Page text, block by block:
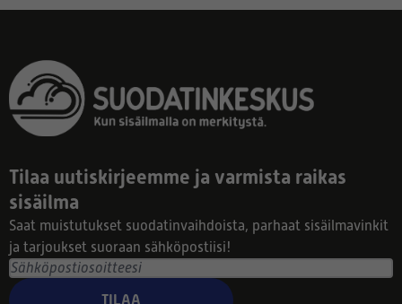
Tilaa uutiskirjeemme ja varmista raikas
sisäilma
Saat muistutukset suodatinvaihdoista, parhaat sisäilmavinkit
ja tarjoukset suoraan sähköpostiisi!
TILAA